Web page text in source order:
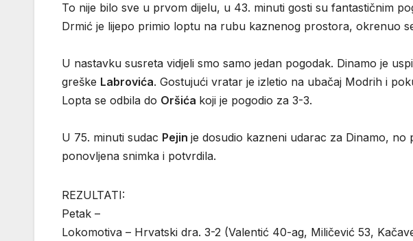
To nije bilo sve u prvom dijelu, u 43. minuti gosti su fantastičnim
Drmić je lijepo primio loptu na rubu kaznenog prostora, okrenuo
U nastavku susreta vidjeli smo samo jedan pogodak. Dinamo je
greške Labrovića. Gostujući vratar je izletio na ubačaj Modrih i
Lopta se odbila do Oršića koji je pogodio za 3-3.
U 75. minuti sudac Pejin je dosudio kazneni udarac za Dinamo, no
ponovljena snimka i potvrdila.
REZULTATI:
Petak –
Lokomotiva – Hrvatski dra. 3-2 (Valentić 40-ag, Miličević 53,